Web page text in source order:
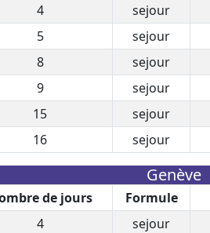
4 sejour
5 sejour
8 sejour
9 sejour
15 sejour
16 sejour
Genève
de jours Formule
4 sejour